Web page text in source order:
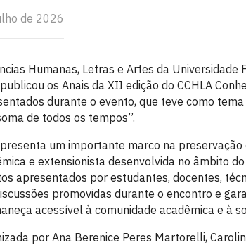
de 2026
Humanas, Letras e Artes da Universidade
os Anais da XII edição do CCHLA
durante o evento, que teve como tema
de todos os tempos”.
um importante marco na preservação
e extensionista desenvolvida no âmbito do
apresentados por estudantes, docentes,
promovidas durante o encontro e
acessível à comunidade acadêmica e à
por Ana Berenice Peres Martorelli,